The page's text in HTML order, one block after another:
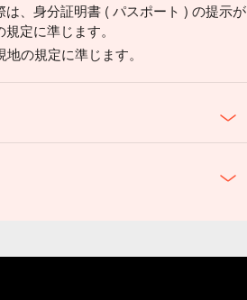
、身分証明書 ( パスポート ) の提示が
定に準じます。
の規定に準じます。